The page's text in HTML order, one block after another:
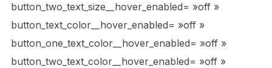
button_two_text_size__hover_enabled= »off »
button_text_color__hover_enabled= »off »
button_one_text_color__hover_enabled= »off »
button_two_text_color__hover_enabled= »off »